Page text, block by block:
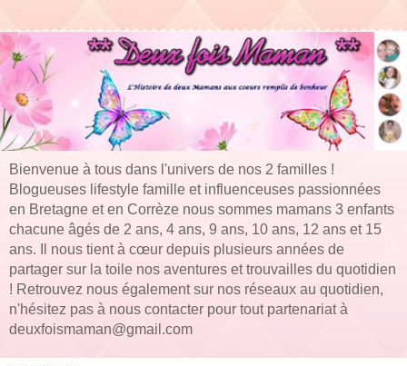
Bienvenue à tous dans l'univers de nos 2 familles !
Blogueuses lifestyle famille et influenceuses passionnées
en Bretagne et en Corrèze nous sommes mamans 3 enfants
chacune âgés de 2 ans, 4 ans, 9 ans, 10 ans, 12 ans et 15
ans. Il nous tient à cœur depuis plusieurs années de
partager sur la toile nos aventures et trouvailles du quotidien
! Retrouvez nous également sur nos réseaux au quotidien,
n'hésitez pas à nous contacter pour tout partenariat à
deuxfoismaman@gmail.com